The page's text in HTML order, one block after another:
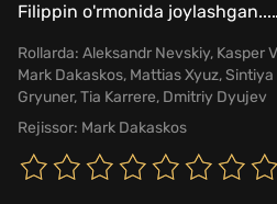
Filippin o'rmonida joylashgan...
Rollarda: Aleksandr Nevskiy, Kasper
Mark Dakaskos, Mattias Xyuz,Sintiya
Gryuner,Tia Karrere, Dmitriy Dyujev
Rejissor: Mark Dakaskos